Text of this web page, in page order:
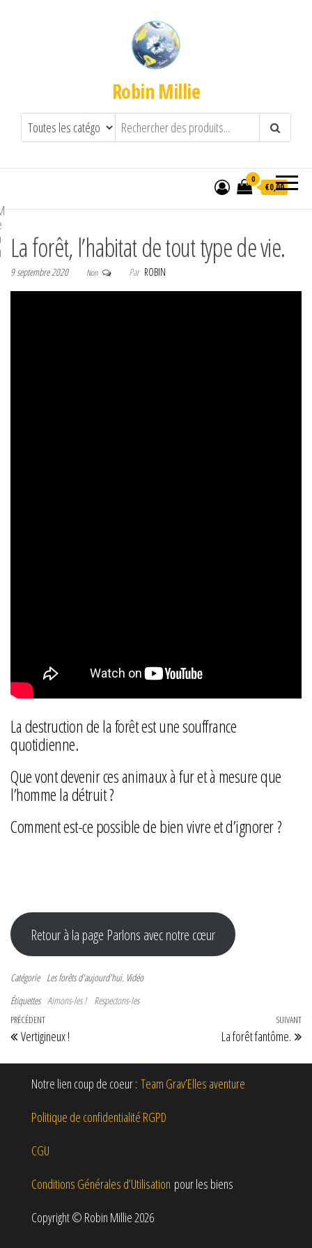
Robin Millie
0
€0,00
La forêt, l’habitat de tout type de vie.
9 septembre 2020 Non Par ROBIN
La destruction de la forêt est une souffrance
quotidienne.
Que vont devenir ces animaux à fur et à mesure que
l’homme la détruit ?
Comment est-ce possible de bien vivre et d’ignorer ?
Retour à la page Parlons avec notre cœur
Catégorie Les forêts d'aujourd'hui. Vidéo
Étiquettes Aimons-les ! Respectons-les
PRÉCÉDENT
Vertigineux !
SUIVANT
La forêt fantôme.
Notre lien coup de coeur : Team Grav’Elles aventure
Politique de confidentialité RGPD
CGU
Conditions Générales d’Utilisation pour les biens
Copyright © Robin Millie 2026